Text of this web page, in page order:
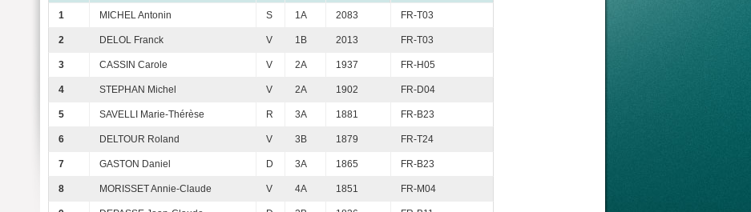
1 MICHEL Antonin S 1A 2083 FR-T03
2 DELOL Franck V 1B 2013 FR-T03
3 CASSIN Carole V 2A 1937 FR-H05
4 STEPHAN Michel V 2A 1902 FR-D04
5 SAVELLI Marie-Thérèse R 3A 1881 FR-B23
6 DELTOUR Roland V 3B 1879 FR-T24
7 GASTON Daniel D 3A 1865 FR-B23
8 MORISSET Annie-Claude V 4A 1851 FR-M04